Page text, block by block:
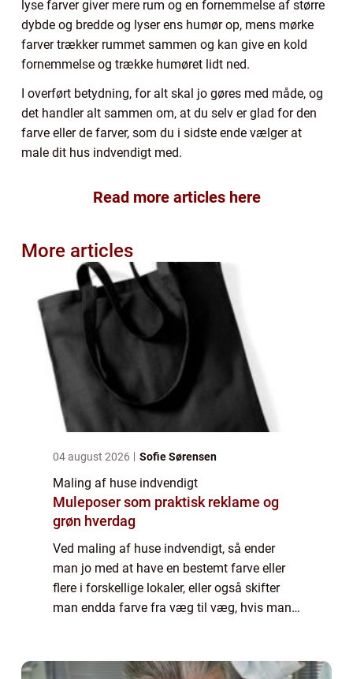
lyse farver giver mere rum og en fornemmelse af større
dybde og bredde og lyser ens humør op, mens mørke
farver trækker rummet sammen og kan give en kold
fornemmelse og trække humøret lidt ned.
I overført betydning, for alt skal jo gøres med måde, og
det handler alt sammen om, at du selv er glad for den
farve eller de farver, som du i sidste ende vælger at
male dit hus indvendigt med.
Read more articles here
More articles
04 august 2026 Sofie Sørensen
Maling af huse indvendigt
Muleposer som praktisk reklame og
grøn hverdag
Ved maling af huse indvendigt, så ender
man jo med at have en bestemt farve eller
flere i forskellige lokaler, eller også skifter
man endda farve fra væg til væg, hvis man